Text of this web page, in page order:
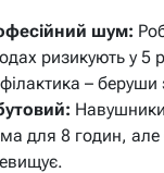
шум:
ризикують у 5
– беруши
для 8 годин, але